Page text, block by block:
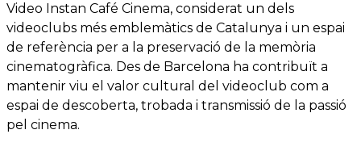
Video Instan Café Cinema, considerat un dels
videoclubs més emblemàtics de Catalunya i un espai
de referència per a la preservació de la memòria
cinematogràfica. Des de Barcelona ha contribuït a
mantenir viu el valor cultural del videoclub com a
espai de descoberta, trobada i transmissió de la passió
pel cinema.